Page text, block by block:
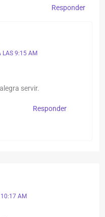
Responder
LAS 9:15 AM
servir.
Responder
10:17 AM